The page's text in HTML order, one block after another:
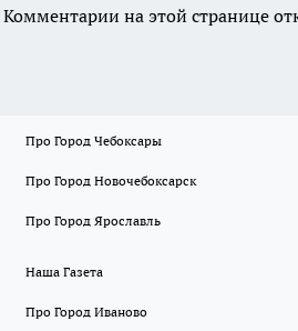
Комментарии на этой странице
Про Город Чебоксары
Про Город Новочебоксарск
Про Город Ярославль
Наша Газета
Про Город Иваново